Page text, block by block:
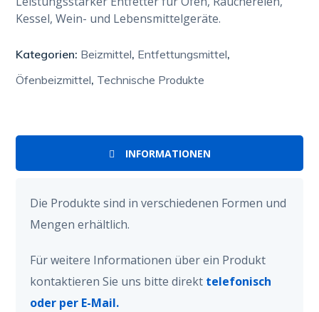
Kessel, Wein- und Lebensmittelgeräte.
Kategorien: Beizmittel, Entfettungsmittel,
Öfenbeizmittel, Technische Produkte
INFORMATIONEN
Die Produkte sind in verschiedenen Formen und
Mengen erhältlich.
Für weitere Informationen über ein Produkt
kontaktieren Sie uns bitte direkt telefonisch
oder per E-Mail.